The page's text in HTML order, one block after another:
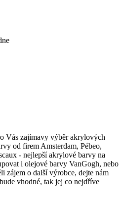
Vás zajímavy výběr akrylových
od firem Amsterdam, Pébeo,
- nejlepší akrylové barvy na
i olejové barvy VanGogh, nebo
zájem o další výrobce, dejte nám
vhodné, tak jej co nejdříve